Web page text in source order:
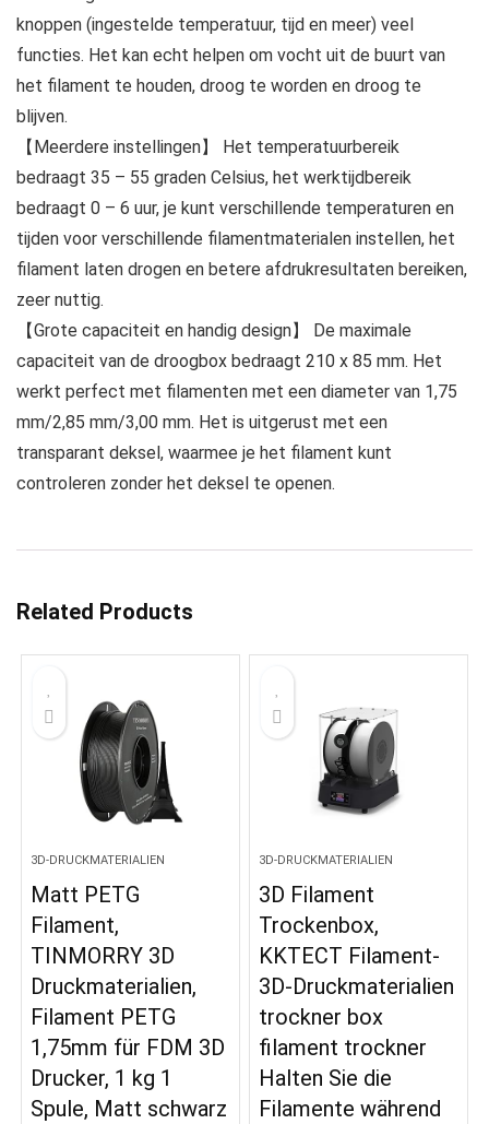
knoppen (ingestelde temperatuur, tijd en meer) veel
functies. Het kan echt helpen om vocht uit de buurt van
het filament te houden, droog te worden en droog te
blijven.
【Meerdere instellingen】 Het temperatuurbereik
bedraagt 35 – 55 graden Celsius, het werktijdbereik
bedraagt 0 – 6 uur, je kunt verschillende temperaturen en
tijden voor verschillende filamentmaterialen instellen, het
filament laten drogen en betere afdrukresultaten bereiken,
zeer nuttig.
【Grote capaciteit en handig design】 De maximale
capaciteit van de droogbox bedraagt 210 x 85 mm. Het
werkt perfect met filamenten met een diameter van 1,75
mm/2,85 mm/3,00 mm. Het is uitgerust met een
transparant deksel, waarmee je het filament kunt
controleren zonder het deksel te openen.
Related Products
3D-DRUCKMATERIALIEN
Matt PETG
Filament,
TINMORRY 3D
Druckmaterialien,
Filament PETG
1,75mm für FDM 3D
Drucker, 1 kg 1
Spule, Matt schwarz
3D-DRUCKMATERIALIEN
3D Filament
Trockenbox,
KKTECT Filament-
3D-Druckmaterialien
trockner box
filament trockner
Halten Sie die
Filamente während